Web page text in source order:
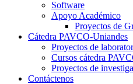
Software
Apoyo Académico
Proyectos de
Cátedra PAVCO-Uniandes
Proyectos de
Cursos cátedra
Proyectos de
Contáctenos